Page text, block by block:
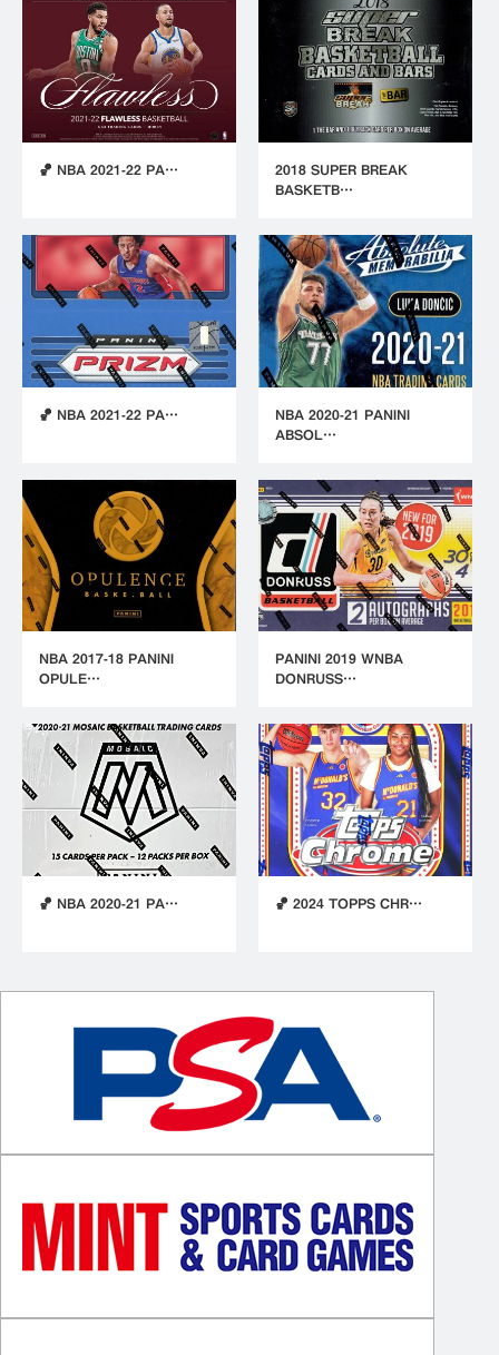
🏀 NBA 2021-22 PA…
2018 SUPER BREAK
BASKETB…
🏀 NBA 2021-22 PA…
NBA 2020-21 PANINI
ABSOL…
NBA 2017-18 PANINI
OPULE…
PANINI 2019 WNBA
DONRUSS…
🏀 NBA 2020-21 PA… 🏀 2024 TOPPS CHR…